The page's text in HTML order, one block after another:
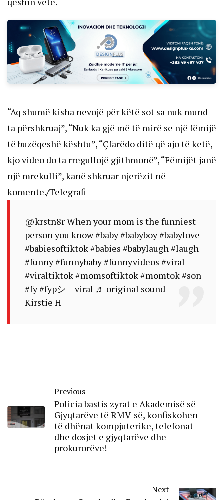
“Aq shumë kisha nevojë për këtë sot sa nuk mund
ta përshkruaj”, “Nuk ka gjë më të mirë se një fëmijë
të buzëqeshë kështu”, “Çfarëdo ditë që ajo të ketë,
kjo video do ta rregullojë gjithmonë”, “Fëmijët janë
një mrekulli”, kanë shkruar njerëzit në
komente./Telegrafi
@krstn8rWhen your mom is the funniest
person you know#baby#babyboy#babylove
#babiesoftiktok#babies #babylaugh#laugh
#funny#funnybaby#funnyvideos #viral
#viraltiktok#momsoftiktok#momtok#son
#fy#fypシ゚viral ♬ original sound –
Kirstie H
Previous
Policia bastis zyrat e Akademisë së
Gjyqtarëve të RMV-së, konfiskohen
të dhënat kompjuterike, telefonat
dhe dosjet e gjyqtarëve dhe
prokurorëve!
Next